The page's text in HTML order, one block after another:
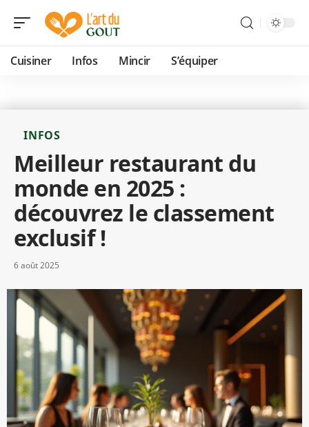
Cuisiner Infos Mincir S’équiper
INFOS
Meilleur restaurant du
monde en 2025 :
découvrez le classement
exclusif !
6 août 2025